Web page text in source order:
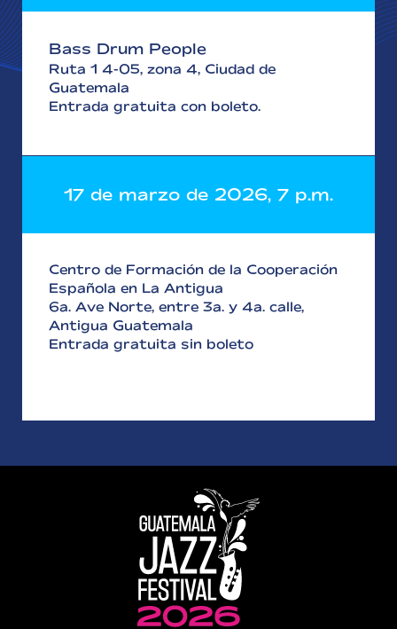
Bass Drum People
Ruta 1 4-05, zona 4, Ciudad de
Guatemala
Entrada gratuita con boleto.
17 de marzo de 2026, 7 p.m.
Centro de Formación de la Cooperación
Española en La Antigua
6a. Ave Norte, entre 3a. y 4a. calle,
Antigua Guatemala
Entrada gratuita sin boleto